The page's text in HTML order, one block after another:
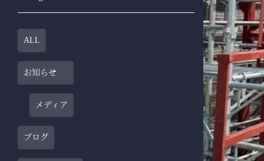
ALL
お知らせ
メディア
ブログ